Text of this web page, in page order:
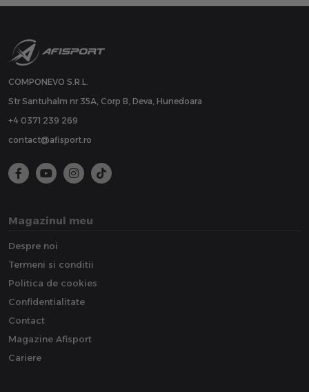
COMPONEVO S.R.L.
Str Santuhalm nr 35A, Corp B, Deva, Hunedoara
+4 0371 239 269
contact@afisport.ro
Magazinul meu
Despre noi
Termeni si conditii
Politica de cookies
Confidentialitate
Contact
Magazine Afisport
Cariere